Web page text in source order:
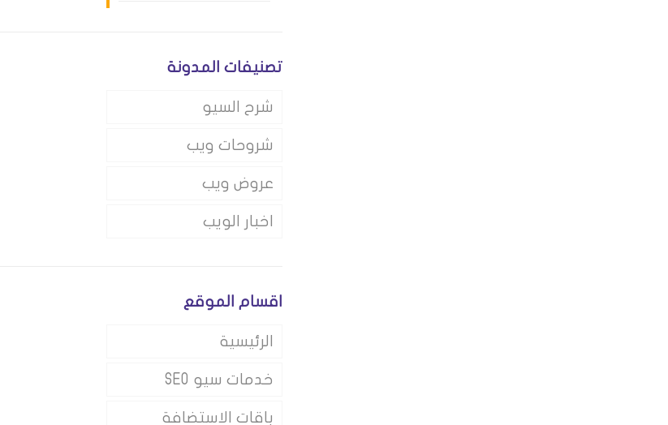
تصنيفات المدونة
شرح السيو
شروحات ويب
عروض ويب
اخبار الويب
اقسام الموقع
الرئيسية
خدمات سيو SEO
باقات الاستضافة